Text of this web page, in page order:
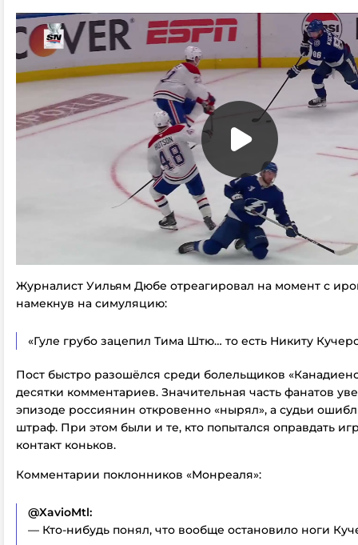
Журналист Уильям Дюбе отреагировал на момент с
намекнув на симуляцию:
«Гуле грубо зацепил Тима Штю… то есть Никиту
Пост быстро разошёлся среди болельщиков
десятки комментариев. Значительная часть фанатов
эпизоде россиянин откровенно «нырял», а судьи
штраф. При этом были и те, кто попытался оправдать
контакт коньков.
Комментарии поклонников «Монреаля»:
@XavioMtl:
— Кто-нибудь понял, что вообще остановило ноги